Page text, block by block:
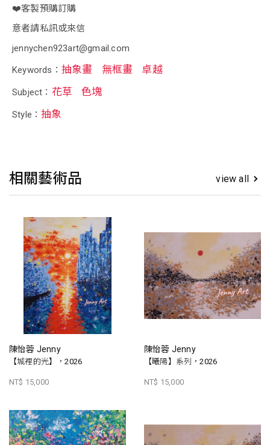
❤️客製預購訂購
意者請私訊或來信
jennychen923art@gmail.com
Keywords： 抽象畫 無框畫 卓越
Subject： 花草 色塊
Style：抽象
相關藝術品 view all
陳怡蓉 Jenny
【城裡的光】，2026
NT$ 15,000
陳怡蓉 Jenny
【曦陽】系列，2026
NT$ 15,000